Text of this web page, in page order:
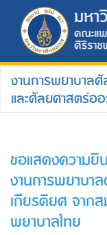
งานการพยาบาล
และศัลยศาสตร์อ
ขอแสดงความ
งานการพยาบา
เกียรติยศ จาก
พยาบาลไทย